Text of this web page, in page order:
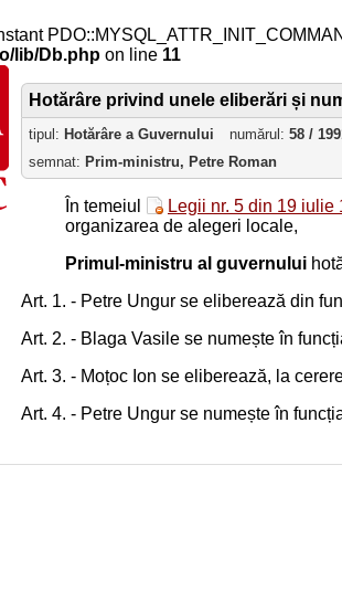
lib/Db.php on line 11
Hotărâre privind unele eliberări și
tipul: Hotărâre a Guvernului numărul: 58 /
semnat: Prim-ministru, Petre Roman
În temeiul Legii nr. 5 din 19 iulie
organizarea de alegeri locale,
Primul-ministru al guvernului
Art. 1. - Petre Ungur se eliberează din
Art. 2. - Blaga Vasile se numește în
Art. 3. - Moțoc Ion se eliberează, la
Art. 4. - Petre Ungur se numește în